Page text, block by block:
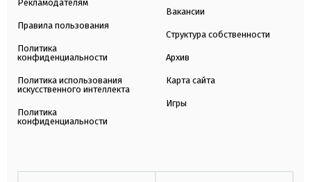
Рекламодателям
Правила пользования
Политика
конфиденциальности
Политика использования
искусственного интеллекта
Политика
конфиденциальности
Вакансии
Структура собственности
Архив
Карта сайта
Игры